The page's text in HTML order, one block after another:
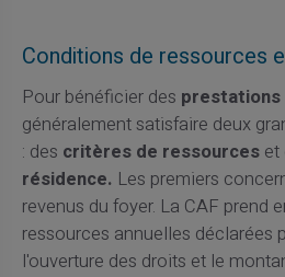
Conditions de ressources
Pour bénéficier des prestations
généralement satisfaire deux
: des critères de ressourceset
résidence. Les premiers
revenus du foyer. La CAF prend
ressources annuelles déclarées
l'ouverture des droits et le